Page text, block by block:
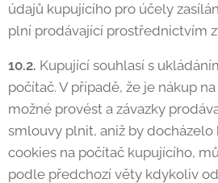
údajů kupujícího pro účely
plní prodávající prostřednictvím
10.2. Kupující souhlasí s
počítač. V případě, že je nákup
možné provést a závazky
smlouvy plnit, aniž by docházelo
cookies na počítač kupujícího,
podle předchozí věty kdykoliv